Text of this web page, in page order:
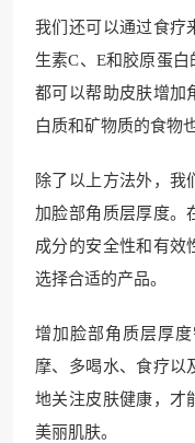
我们还可以通过食疗
生素C、E和胶原蛋白
都可以帮助皮肤增加
白质和矿物质的食物
除了以上方法外，我
加脸部角质层厚度。
成分的安全性和有效
选择合适的产品。
增加脸部角质层厚
摩、多喝水、食疗以
地关注皮肤健康，才
美丽肌肤。